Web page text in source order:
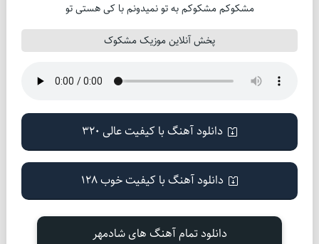
مشکوکم مشکوکم به تو نمیدونم با کی هستی تو
پخش آنلاین موزیک مشکوک
دانلود آهنگ با کیفیت عالی 320
دانلود آهنگ با کیفیت خوب 128
دانلود تمام آهنگ های شادمهر